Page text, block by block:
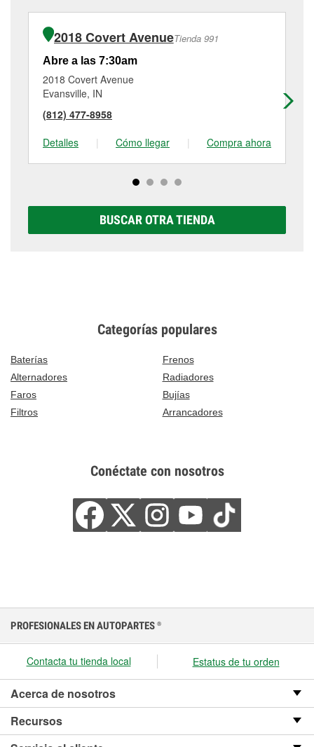
2018 Covert AvenueTienda 991
Abre a las 7:30am
2018 Covert Avenue
Evansville, IN
(812) 477-8958
Detalles
| Cómo llegar | Compra ahora
BUSCAR OTRA TIENDA
Categorías populares
Baterías
Frenos
Alternadores
Radiadores
Faros
Bujías
Filtros
Arrancadores
Conéctate con nosotros
PROFESIONALES EN AUTOPARTES ®
Contacta tu tienda local Estatus de tu orden
Acerca de nosotros
Recursos